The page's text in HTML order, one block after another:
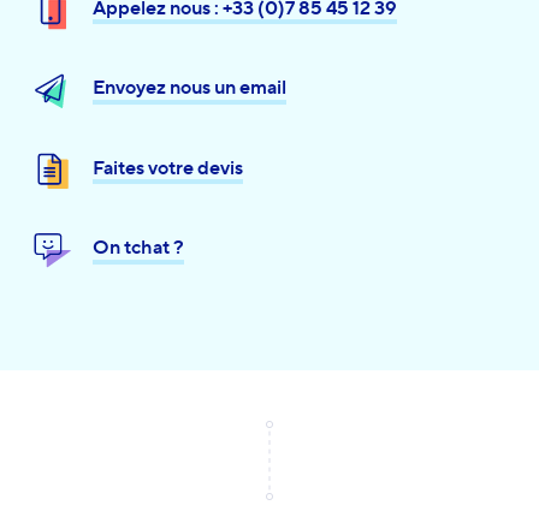
Appelez nous : +33 (0)7 85 45 12 39
Envoyez nous un email
Faites votre devis
On tchat ?